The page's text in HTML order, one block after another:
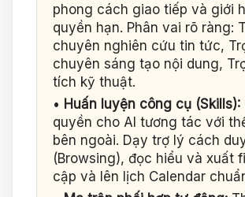
phong cách giao tiếp và giới
quyền hạn. Phân vai rõ ràng:
chuyên nghiên cứu tin tức,
chuyên sáng tạo nội dung,
tích kỹ thuật.
• Huấn luyện công cụ (Skills):
quyền cho AI tương tác với
bên ngoài. Dạy trợ lý cách
(Browsing), đọc hiểu và xuất
cập và lên lịch Calendar